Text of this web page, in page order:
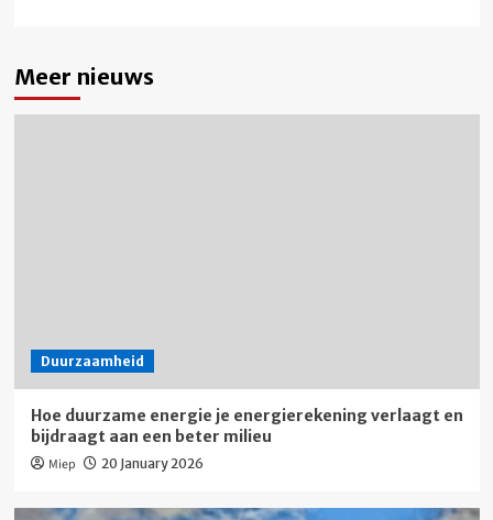
Meer nieuws
Duurzaamheid
Hoe duurzame energie je energierekening verlaagt en
bijdraagt aan een beter milieu
Miep 20 January 2026